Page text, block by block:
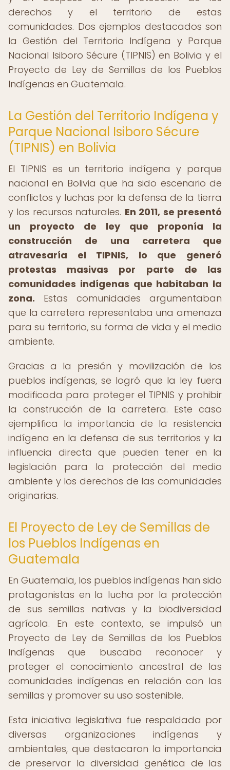
derechos y el territorio de estas
comunidades. Dos ejemplos destacados son
la Gestión del Territorio Indígena y Parque
Nacional Isiboro Sécure (TIPNIS) en Bolivia y el
Proyecto de Ley de Semillas de los Pueblos
Indígenas en Guatemala.
La Gestión del Territorio Indígena y
Parque Nacional Isiboro Sécure
(TIPNIS) en Bolivia
El TIPNIS es un territorio indígena y parque
nacional en Bolivia que ha sido escenario de
conflictos y luchas por la defensa de la tierra
y los recursos naturales. En 2011, se presentó
un proyecto de ley que proponía la
construcción de una carretera que
atravesaría el TIPNIS, lo que generó
protestas masivas por parte de las
comunidades indígenas que habitaban la
zona. Estas comunidades argumentaban
que la carretera representaba una amenaza
para su territorio, su forma de vida y el medio
ambiente.
Gracias a la presión y movilización de los
pueblos indígenas, se logró que la ley fuera
modificada para proteger el TIPNIS y prohibir
la construcción de la carretera. Este caso
ejemplifica la importancia de la resistencia
indígena en la defensa de sus territorios y la
influencia directa que pueden tener en la
legislación para la protección del medio
ambiente y los derechos de las comunidades
originarias.
El Proyecto de Ley de Semillas de
los Pueblos Indígenas en
Guatemala
En Guatemala, los pueblos indígenas han sido
protagonistas en la lucha por la protección
de sus semillas nativas y la biodiversidad
agrícola. En este contexto, se impulsó un
Proyecto de Ley de Semillas de los Pueblos
Indígenas que buscaba reconocer y
proteger el conocimiento ancestral de las
comunidades indígenas en relación con las
semillas y promover su uso sostenible.
Esta iniciativa legislativa fue respaldada por
diversas organizaciones indígenas y
ambientales, que destacaron la importancia
de preservar la diversidad genética de las